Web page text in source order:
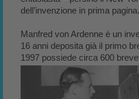
dell’invenzione in prima pagina.
Manfred von Ardenne è un
16 anni deposita già il primo
1997 possiede circa 600